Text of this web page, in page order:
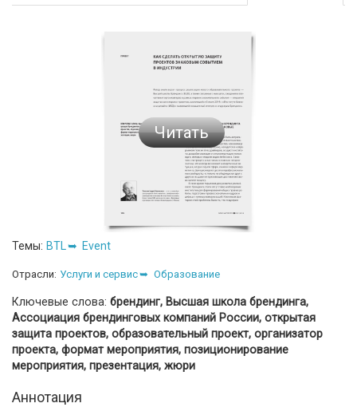
Читать
Темы: BTL Event
Отрасли: Услуги и сервис Образование
Ключевые слова: брендинг, Высшая школа брендинга,
Ассоциация брендинговых компаний России, открытая
защита проектов, образовательный проект, организатор
проекта, формат мероприятия, позиционирование
мероприятия, презентация, жюри
Аннотация